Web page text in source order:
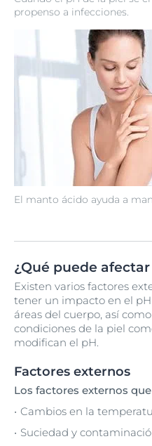
propenso a infecciones.
El manto ácido ayuda a
¿Qué puede
Existen varios factores
tener un impacto en el
áreas del cuerpo, así
condiciones de la piel
modifican el pH.
Factores externos
Los factores externos
Cambios en la
Suciedad y